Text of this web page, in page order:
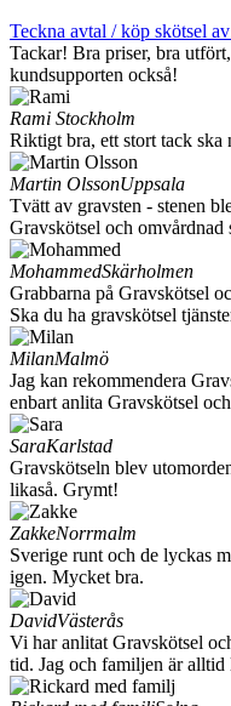
Teckna avtal / köp skötsel
Tackar! Bra priser, bra
kundsupporten också!
Rami Stockholm
Riktigt bra, ett stort tack ska
Martin OlssonUppsala
Tvätt av gravsten - stenen
Gravskötsel och omvårdnad
MohammedSkärholmen
Grabbarna på Gravskötsel
Ska du ha gravskötsel
MilanMalmö
Jag kan rekommendera
enbart anlita Gravskötsel
SaraKarlstad
Gravskötseln blev
likaså. Grymt!
ZakkeNorrmalm
Sverige runt och de lyckas
igen. Mycket bra.
DavidVästerås
Vi har anlitat Gravskötsel
tid. Jag och familjen är alltid